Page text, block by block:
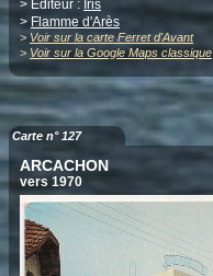
> Editeur : Iris
> Flamme d'Arès
> Voir sur la carte Ferret d'Avant
> Voir sur la Google Maps classique
Carte n° 127
ARCACHON
vers 1970